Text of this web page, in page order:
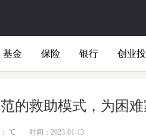
基金 保险 银行 创业
℃ 时间：2023-01-13